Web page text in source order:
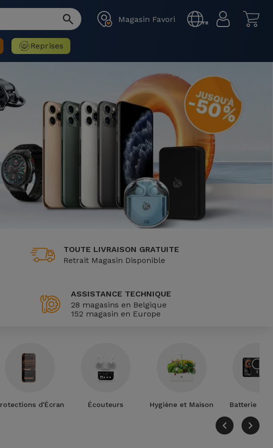
Magasin Favori FR
Reprises
Garantis 36 Mois
TOUTE LIVRAISON GRATUITE
Retrait Magasin Disponible
ASSISTANCE TECHNIQUE
28 magasins en Belgique
152 magasin en Europe
d'Écran Écouteurs Hygiène et Maison Batterie